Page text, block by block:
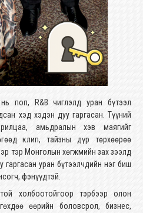
поп, R&B чиглэлд уран бүтээл
хэд хэдэн дуу гаргасан. Түүний
амьдралын хэв маягийг
клип, тайзны дүр төрхөөрөө
тэр Монголын хөгжмийн зах зээлд
гаргасан уран бүтээлчдийн нэг биш
фэнүүдтэй.
холбоотойгоор тэрбээр олон
өөрийн боловсрол, бизнес,